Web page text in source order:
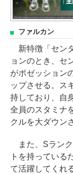
ファルカン
新特徴「セン
ョンのとき、セ
がポゼッション
ップさせる。ス
持しており、自
全員のスタミナ
クルを大ダウン
また、Sランク
トを持っている
て活躍してくれ